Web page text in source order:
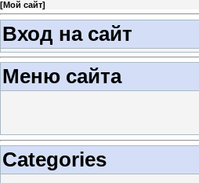
[Мой сайт]
Вход на сайт
Меню сайта
Categories